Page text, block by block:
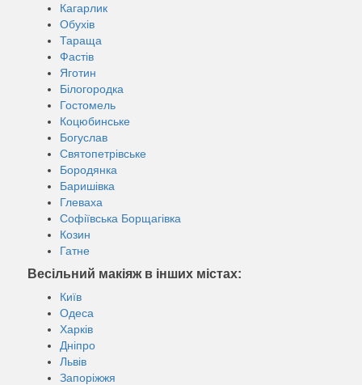
Кагарлик
Обухів
Тараща
Фастів
Яготин
Білогородка
Гостомель
Коцюбинське
Богуслав
Святопетрівське
Бородянка
Баришівка
Глеваха
Софіївська Борщагівка
Козин
Гатне
Весільний макіяж в інших містах:
Київ
Одеса
Харків
Дніпро
Львів
Запоріжжя